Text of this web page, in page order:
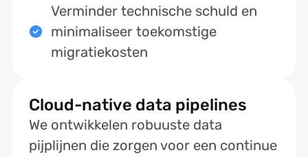
Verminder technische schuld en
minimaliseer toekomstige
migratiekosten
Cloud-native data pipelines
We ontwikkelen robuuste data
pijplijnen die zorgen voor een continue